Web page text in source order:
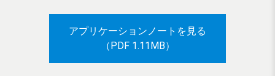
アプリケーションノートを見る
（PDF 1.11MB）